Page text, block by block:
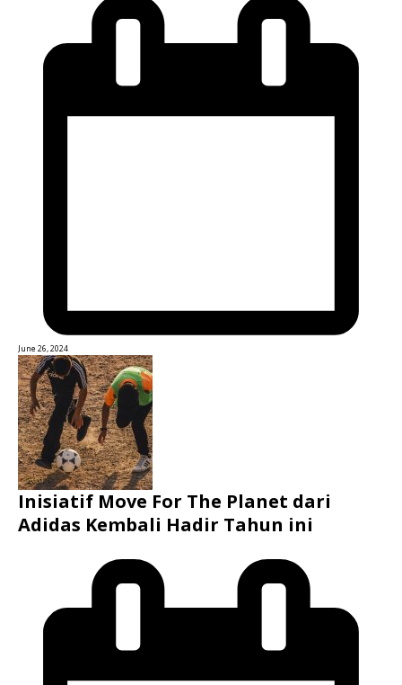
June 26, 2024
Inisiatif Move For The Planet dari
Adidas Kembali Hadir Tahun ini